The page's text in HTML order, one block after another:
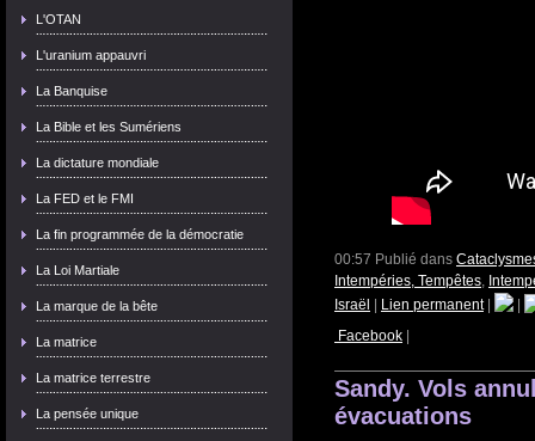
L'OTAN
L'uranium appauvri
La Banquise
La Bible et les Sumériens
La dictature mondiale
La FED et le FMI
La fin programmée de la démocratie
La Loi Martiale
La marque de la bête
La matrice
La matrice terrestre
La pensée unique
00:57 Publié dans
Intempéries, Tempêtes,
Israël
Lien permanent|
Facebook
Sandy. Vols
évacuations